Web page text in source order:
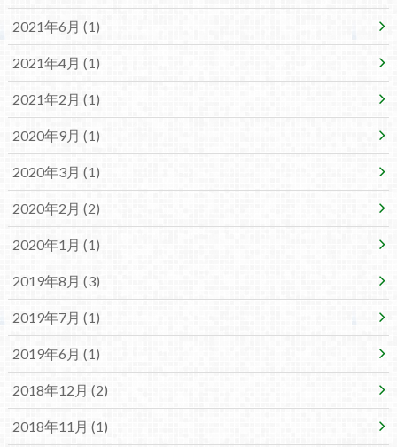
2021年6月 (1)
2021年4月 (1)
2021年2月 (1)
2020年9月 (1)
2020年3月 (1)
2020年2月 (2)
2020年1月 (1)
2019年8月 (3)
2019年7月 (1)
2019年6月 (1)
2018年12月 (2)
2018年11月 (1)